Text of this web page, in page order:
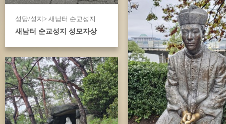
성당/성지> 새남터 순교성지
새남터 순교성지 성모자상